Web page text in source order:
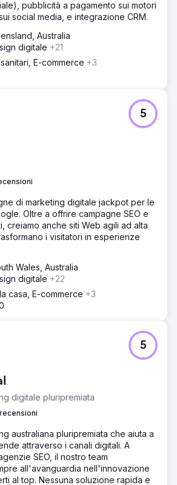
pubblicità a pagamento sui motori
social media, e integrazione CRM.
Australia
digitale +21
E-commerce +3
5
di marketing digitale jackpot per le
Oltre a offrire campagne SEO e
creiamo anche siti Web agili ad alta
i visitatori in esperienze
Wales, Australia
digitale +22
casa, E-commerce +3
digitale pluripremiata
5
australiana pluripremiata che aiuta a
attraverso i canali digitali. A
SEO, il nostro team
all'avanguardia nell'innovazione
al top. Nessuna soluzione rapida e